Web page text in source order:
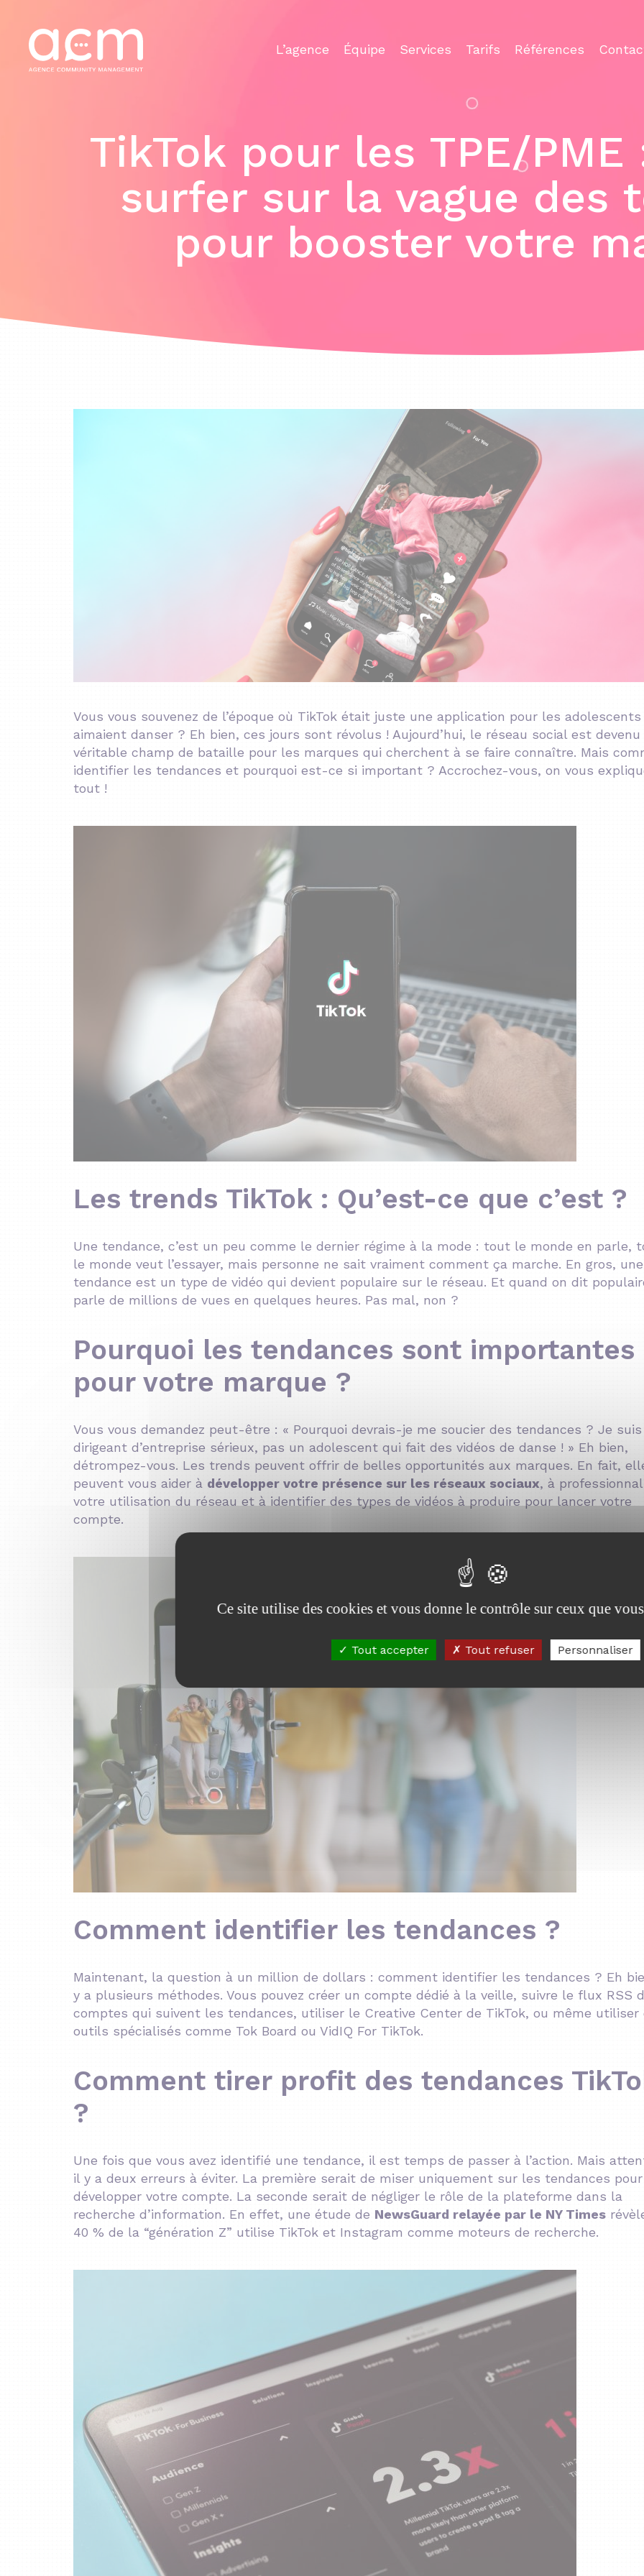
L’agence Équipe Services Tarifs Références
TikTok pour les TPE/
surfer sur la vague des
pour booster votre
Vous vous souvenez de l’époque où TikTok était juste une application pour les adolescents
aimaient danser ? Eh bien, ces jours sont révolus ! Aujourd’hui, le réseau social est devenu
véritable champ de bataille pour les marques qui cherchent à se faire connaître. Mais
identifier les tendances et pourquoi est-ce si important ? Accrochez-vous, on vous
tout !
Les trends TikTok : Qu’est-ce que c’est ?
Une tendance, c’est un peu comme le dernier régime à la mode : tout le monde en parle,
le monde veut l’essayer, mais personne ne sait vraiment comment ça marche. En gros, une
tendance est un type de vidéo qui devient populaire sur le réseau. Et quand on dit
parle de millions de vues en quelques heures. Pas mal, non ?
Pourquoi les tendances sont importantes
pour votre marque ?
Vous vous demandez peut-être : « Pourquoi devrais-je me soucier des tendances ? Je suis
dirigeant d’entreprise sérieux, pas un adolescent qui fait des vidéos de danse ! » Eh bien,
détrompez-vous. Les trends peuvent offrir de belles opportunités aux marques. En fait,
peuvent vous aider à développer votre présence sur les réseaux sociaux, à
votre utilisation du réseau et à identifier des types de vidéos à produire pour lancer votre
compte.
Comment identifier les tendances ?
Maintenant, la question à un million de dollars : comment identifier les tendances ? Eh
y a plusieurs méthodes. Vous pouvez créer un compte dédié à la veille, suivre le flux RSS
comptes qui suivent les tendances, utiliser le Creative Center de TikTok, ou même utiliser
outils spécialisés comme Tok Board ou VidIQ For TikTok.
Comment tirer profit des tendances
?
Une fois que vous avez identifié une tendance, il est temps de passer à l’action. Mais
il y a deux erreurs à éviter. La première serait de miser uniquement sur les tendances pour
développer votre compte. La seconde serait de négliger le rôle de la plateforme dans la
recherche d’information. En effet, une étude de NewsGuard relayée par le NY Times
40 % de la “génération Z” utilise TikTok et Instagram comme moteurs de recherche.
Ce site utilise des cookies et vous donne le contrôle sur ceux que
Tout accepter Tout refuser Personnaliser